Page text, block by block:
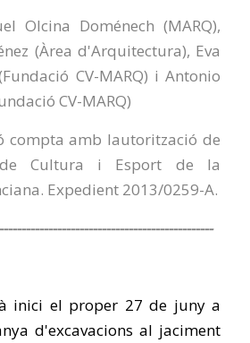
Olcina Doménech (MARQ),
(Àrea d'Arquitectura), Eva
CV-MARQ) i Antonio
CV-MARQ)
compta amb lautorització de
Cultura i Esport de la
Expedient 2013/0259-A.
inici el proper 27 de juny a
d'excavacions al jaciment